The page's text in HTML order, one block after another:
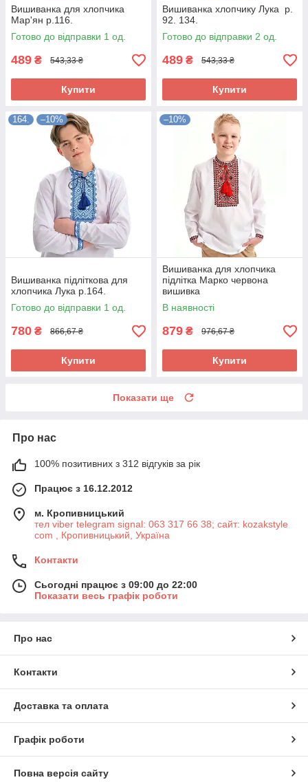
Вишиванка для хлопчика
Мар'ян р.116.
Готово до відправки 1 од.
489 ₴ 543,33 ₴
Купити
Вишиванка хлопчику Лука р.
92. 134.
Готово до відправки 2 од.
489 ₴ 543,33 ₴
Купити
164. –10%
Вишиванка підліткова для
хлопчика Лука р.164.
Готово до відправки 1 од.
780 ₴ 866,67 ₴
Купити
–10%
Вишиванка для хлопчика
підлітка Марко червона
вишивка
В наявності
879 ₴ 976,67 ₴
Купити
Показати ще
Про нас
100% позитивних з 312 відгуків за рік
Працює з 16.12.2012
м. Кропивницький
тел viber telegram signal: 063 317 66 38; сайт: kozakstyle
com , Кропивницький, Україна
Контакти
Сьогодні працює з 09:00 до 22:00
Показати весь графік роботи
Про нас
Контакти
Доставка та оплата
Графік роботи
Повна версія сайту